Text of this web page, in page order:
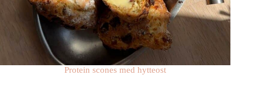
Protein scones med hytteost